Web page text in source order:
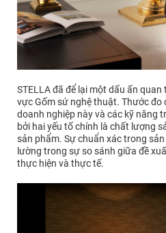
STELLA đã để lại một dấu ấn
vực Gốm sứ nghệ thuật. Thước đo
doanh nghiệp này và các kỹ năng
bởi hai yếu tố chính là chất lượng
sản phẩm. Sự chuẩn xác trong
lường trong sự so sánh giữa đề
thực hiện và thực tế.